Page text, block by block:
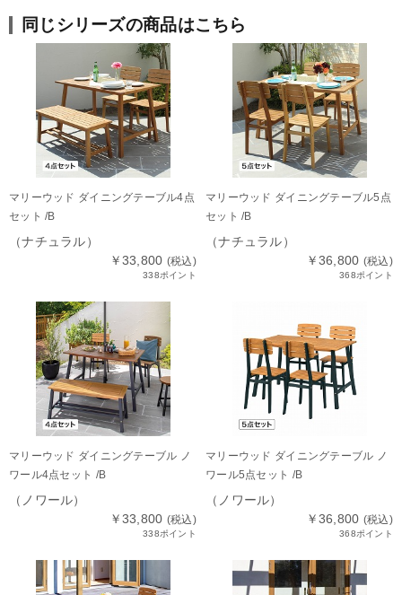
同じシリーズの商品はこちら
マリーウッド ダイニングテーブル4点
セット /B
（ナチュラル）
￥33,800 (税込)
338ポイント
マリーウッド ダイニングテーブル5点
セット /B
（ナチュラル）
￥36,800 (税込)
368ポイント
マリーウッド ダイニングテーブル ノ
ワール4点セット /B
（ノワール）
￥33,800 (税込)
338ポイント
マリーウッド ダイニングテーブル ノ
ワール5点セット /B
（ノワール）
￥36,800 (税込)
368ポイント